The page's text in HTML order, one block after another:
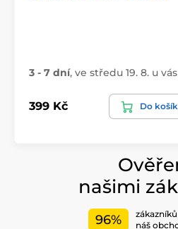
3 - 7 dní, ve středu 19. 8. u vás
399 Kč Do
našimi
96%
náš